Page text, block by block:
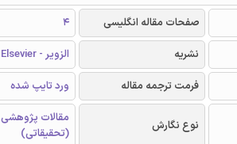
صفحات مقاله انگلیسی
4
نشریه
الزویر - Elsevier
فرمت ترجمه مقاله ورد تایپ شده
نوع نگارش
مقالات پژوهشی
(تحقیقاتی)